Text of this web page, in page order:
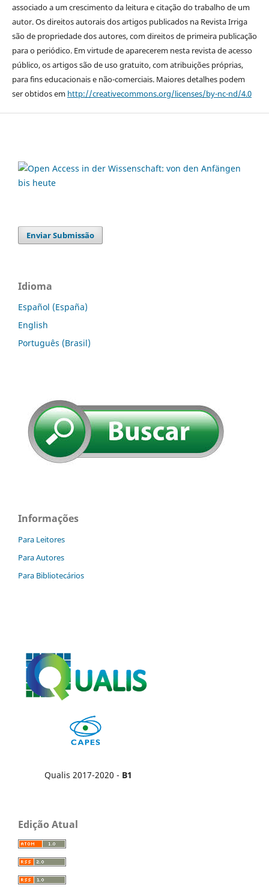
associado a um crescimento da leitura e citação do trabalho de um
autor. Os direitos autorais dos artigos publicados na Revista Irriga
são de propriedade dos autores, com direitos de primeira publicação
para o periódico. Em virtude de aparecerem nesta revista de acesso
público, os artigos são de uso gratuito, com atribuições próprias,
para fins educacionais e não-comerciais. Maiores detalhes podem
ser obtidos em http://creativecommons.org/licenses/by-nc-nd/4.0
Enviar Submissão
Idioma
Español (España)
English
Português (Brasil)
Informações
Para Leitores
Para Autores
Para Bibliotecários
Qualis 2017-2020 - B1
Edição Atual